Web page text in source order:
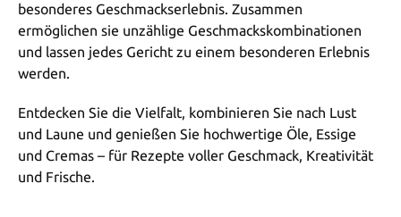
besonderes Geschmackserlebnis. Zusammen
ermöglichen sie unzählige Geschmackskombinationen
und lassen jedes Gericht zu einem besonderen Erlebnis
werden.
Entdecken Sie die Vielfalt, kombinieren Sie nach Lust
und Laune und genießen Sie hochwertige Öle, Essige
und Cremas – für Rezepte voller Geschmack, Kreativität
und Frische.